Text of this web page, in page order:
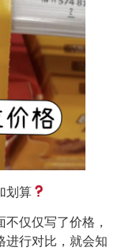
划算
仅仅写了价格，
进行对比，就会知